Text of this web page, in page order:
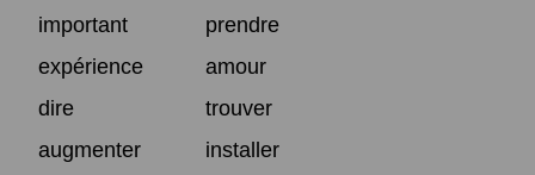
important
prendre
expérience
amour
dire
trouver
augmenter
installer